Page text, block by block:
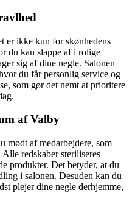
er ikke kun for skønhedens
du kan slappe af i rolige
sig af dine negle. Salonen
du får personlig service og
som gør det nemt at prioritere
af Valby
mødt af medarbejdere, som
redskaber steriliseres
produkter. Det betyder, at du
i salonen. Desuden kan du
plejer dine negle derhjemme,